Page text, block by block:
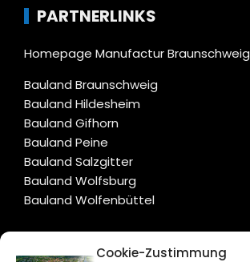
Cookie-Zustimmung
PARTNERLINKS
Homepage Manufactur Braunschweig
Bauland Braunschweig
Bauland Hildesheim
Bauland Gifhorn
Bauland Peine
Bauland Salzgitter
Bauland Wolfsburg
Bauland Wolfenbüttel
CITYLIFE!